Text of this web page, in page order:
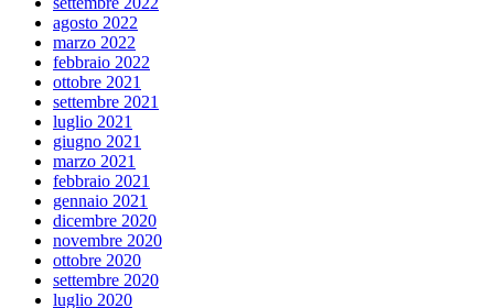
agosto 2022
marzo 2022
febbraio 2022
ottobre 2021
settembre 2021
luglio 2021
giugno 2021
marzo 2021
febbraio 2021
gennaio 2021
dicembre 2020
novembre 2020
ottobre 2020
settembre 2020
luglio 2020